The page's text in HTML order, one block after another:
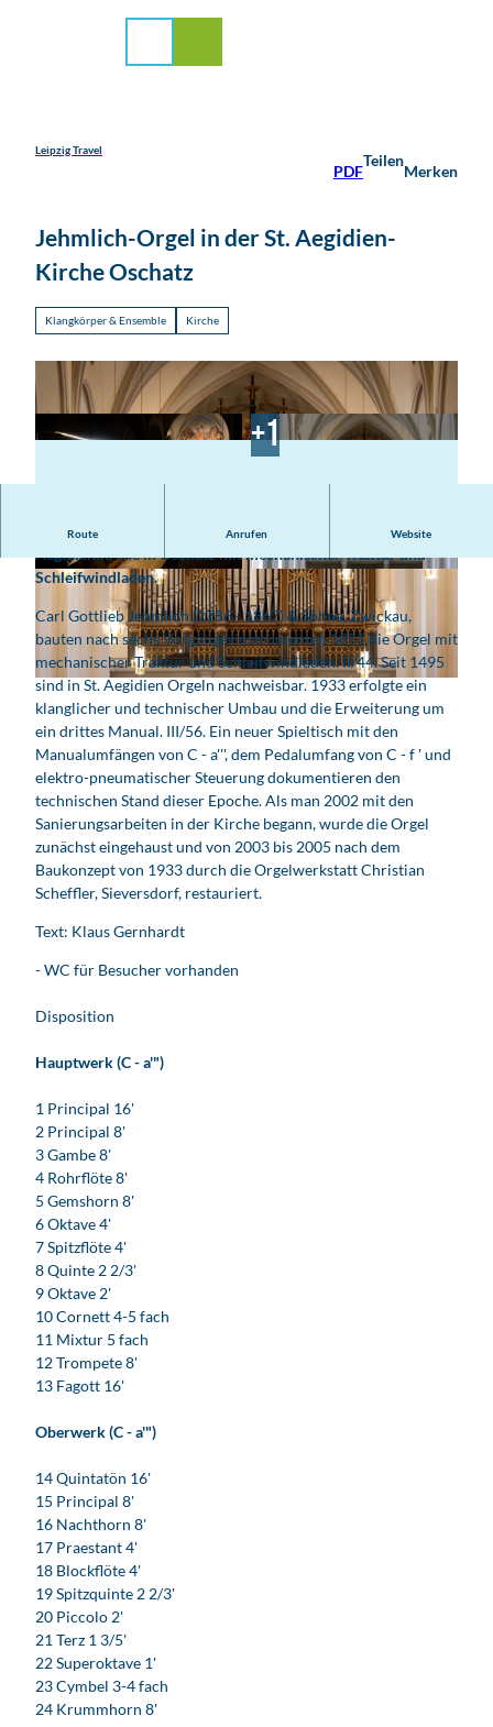
Leipzig Travel
PDF
Teilen
Merken
Jehmlich-Orgel in der St. Aegidien-
Kirche Oschatz
Klangkörper & Ensemble Kirche
© Philipp Herfort Photography | CC-BY
© Matthias Dorschel | KI-optimiert © Matthias Dorschel | KI-optimiert
Route Anrufen Website
1851 bauten C. G. Jehmlich & Söhne die Orgel in der St.
Aegidienkirche in Oschatz mit mechanischer Traktur und
Schleifwindladen.
Carl Gottlieb Jehmlich (1786 - 1867) & Söhne, Zwickau,
bauten nach sechs Vorgängerinstrumenten 1851 die Orgel mit
mechanischer Traktur und Schleifwindladen. II/44. Seit 1495
sind in St. Aegidien Orgeln nachweisbar. 1933 erfolgte ein
klanglicher und technischer Umbau und die Erweiterung um
ein drittes Manual. III/56. Ein neuer Spieltisch mit den
Manualumfängen von C - a''', dem Pedalumfang von C - f ' und
elektro-pneumatischer Steuerung dokumentieren den
technischen Stand dieser Epoche. Als man 2002 mit den
Sanierungsarbeiten in der Kirche begann, wurde die Orgel
zunächst eingehaust und von 2003 bis 2005 nach dem
Baukonzept von 1933 durch die Orgelwerkstatt Christian
Scheffler, Sieversdorf, restauriert.
Text: Klaus Gernhardt
- WC für Besucher vorhanden
Disposition
Hauptwerk (C - a'")
1 Principal 16'
2 Principal 8'
3 Gambe 8'
4 Rohrflöte 8'
5 Gemshorn 8'
6 Oktave 4'
7 Spitzflöte 4'
8 Quinte 2 2/3'
9 Oktave 2'
10 Cornett 4-5 fach
11 Mixtur 5 fach
12 Trompete 8'
13 Fagott 16'
Oberwerk (C - a'")
14 Quintatön 16'
15 Principal 8'
16 Nachthorn 8'
17 Praestant 4'
18 Blockflöte 4'
19 Spitzquinte 2 2/3'
20 Piccolo 2'
21 Terz 1 3/5'
22 Superoktave 1'
23 Cymbel 3-4 fach
24 Krummhorn 8'